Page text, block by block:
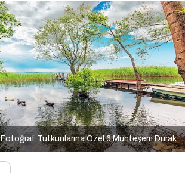
Fotoğraf Tutkunlarına Özel 6 Muhteşem Durak